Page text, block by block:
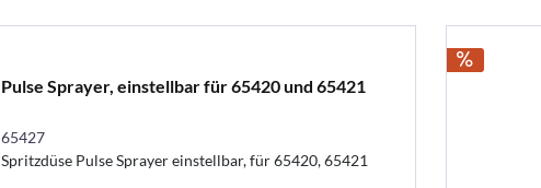
Pulse Sprayer, einstellbar für 65420 und 65421
65427
Spritzdüse Pulse Sprayer einstellbar, für 65420, 65421